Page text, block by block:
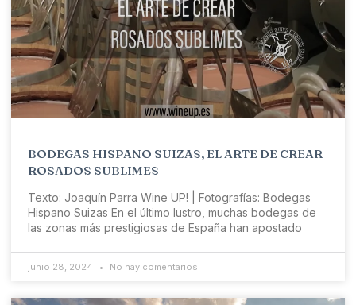
BODEGAS HISPANO SUIZAS, EL ARTE DE CREAR
ROSADOS SUBLIMES
Texto: Joaquín Parra Wine UP! | Fotografías: Bodegas
Hispano Suizas En el último lustro, muchas bodegas de
las zonas más prestigiosas de España han apostado
junio 28, 2024 No hay comentarios